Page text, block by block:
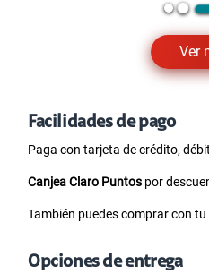
Ver
Facilidades de pago
Paga con tarjeta de crédito,
Canjea Claro Puntos por
También puedes comprar con tu
Opciones de entrega